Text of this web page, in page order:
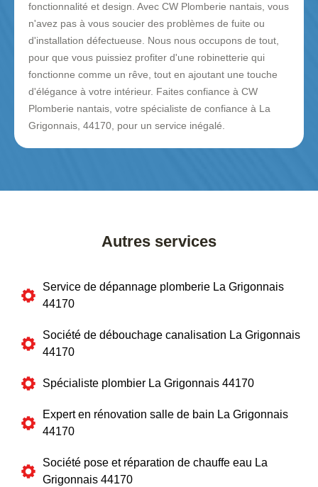
fonctionnalité et design. Avec CW Plomberie nantais, vous
n'avez pas à vous soucier des problèmes de fuite ou
d'installation défectueuse. Nous nous occupons de tout,
pour que vous puissiez profiter d'une robinetterie qui
fonctionne comme un rêve, tout en ajoutant une touche
d'élégance à votre intérieur. Faites confiance à CW
Plomberie nantais, votre spécialiste de confiance à La
Grigonnais, 44170, pour un service inégalé.
Autres services
Service de dépannage plomberie La Grigonnais
44170
Société de débouchage canalisation La Grigonnais
44170
Spécialiste plombier La Grigonnais 44170
Expert en rénovation salle de bain La Grigonnais
44170
Société pose et réparation de chauffe eau La
Grigonnais 44170